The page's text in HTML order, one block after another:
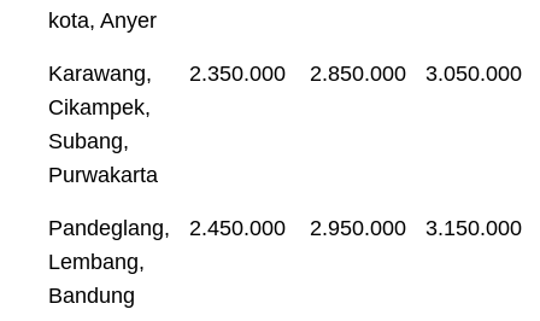
kota, Anyer
Karawang,
Cikampek,
Subang,
Purwakarta
2.350.000 2.850.000 3.050.000
Pandeglang,
Lembang,
Bandung
2.450.000 2.950.000 3.150.000